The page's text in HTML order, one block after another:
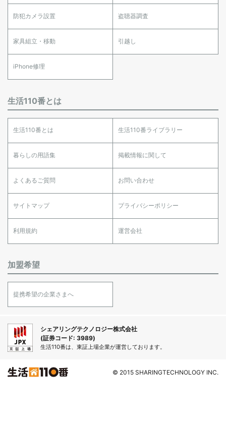
防犯カメラ設置 盗聴器調査
家具組立・移動 引越し
iPhone修理
生活110番とは
生活110番とは 生活110番ライブラリー
暮らしの用語集 掲載情報に関して
よくあるご質問 お問い合わせ
サイトマップ プライバシーポリシー
利用規約 運営会社
加盟希望
提携希望の企業さまへ
シェアリングテクノロジー株式会社
(証券コード: 3989)
生活110番は、東証上場企業が運営しております。
© 2015 SHARINGTECHNOLOGY INC.